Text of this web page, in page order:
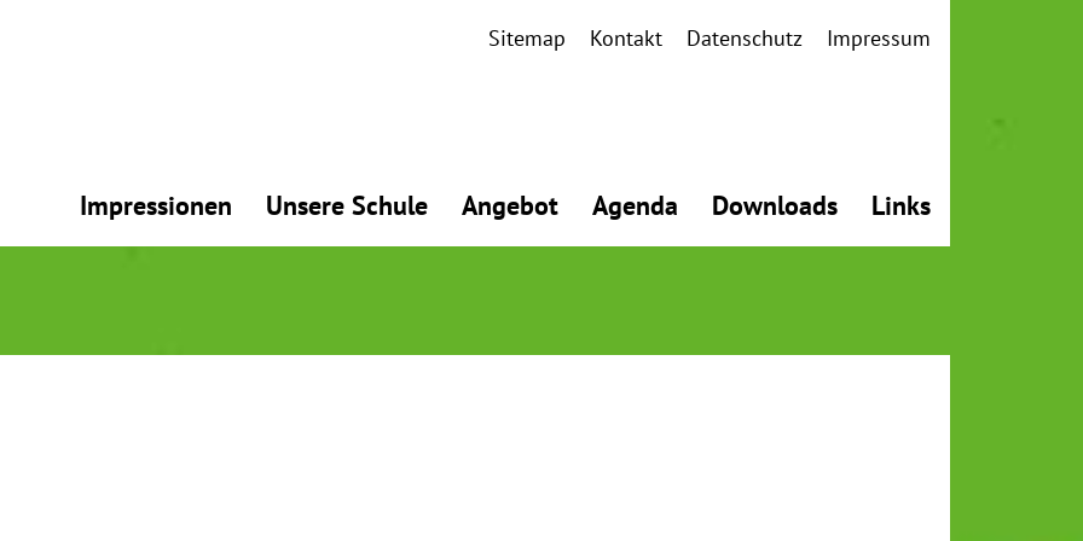
Sitemap Kontakt Datenschutz Impressum
Impressionen Unsere Schule Angebot Agenda Downloads Links